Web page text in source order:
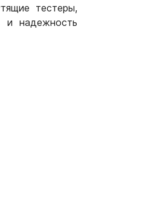
тестеры,
и надежность